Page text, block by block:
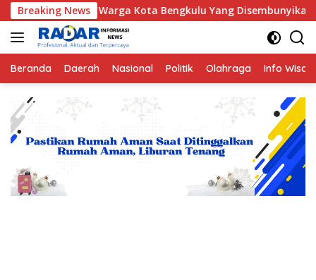
Langsung
ke
konten
Breaking News
Kota Bengkulu Yang Disembunyikan Jin di Belakang
Beranda Daerah Nasional Politik Olahraga Info